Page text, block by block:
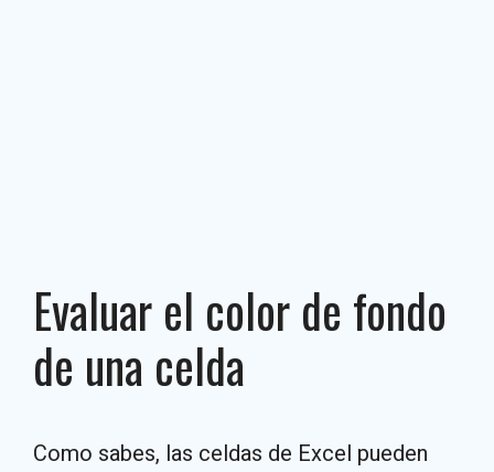
Evaluar el color de fondo
de una celda
Como sabes, las celdas de Excel pueden